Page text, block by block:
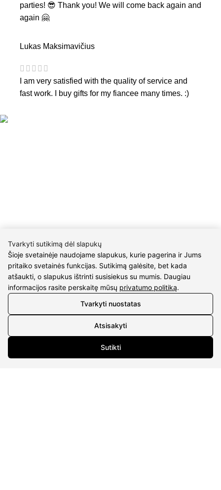
parties! 😎 Thank you! We will come back again and
again 🤗
Lukas Maksimavičius
I am very satisfied with the quality of service and
fast work. I buy gifts for my fiancee many times. :)
M.K.Čiurlionio g. 50
P/C Aidas “Diaura” Druskininkai
Details
Company code 304176340
Tvarkyti sutikimą dėl slapukų
Šioje svetainėje naudojame slapukus, kurie pagerina ir Jums
pritaiko svetainės funkcijas. Sutikimą galėsite, bet kada
atšaukti, o slapukus ištrinti susisiekus su mumis. Daugiau
informacijos rasite perskaitę mūsų privatumo politiką.
Tvarkyti nuostatas
Atsisakyti
Sutikti